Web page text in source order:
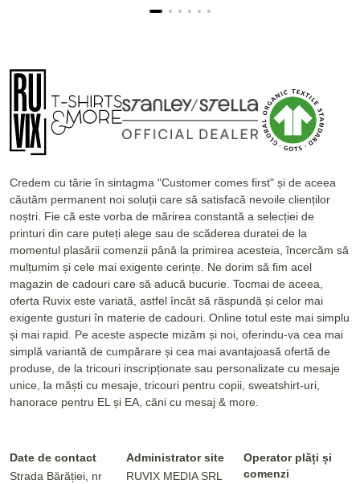
Credem cu tărie în sintagma "Customer comes first" și de aceea
căutăm permanent noi soluții care să satisfacă nevoile clienților
noștri. Fie că este vorba de mărirea constantă a selecției de
printuri din care puteți alege sau de scăderea duratei de la
momentul plasării comenzii până la primirea acesteia, încercăm să
mulțumim și cele mai exigente cerințe. Ne dorim să fim acel
magazin de cadouri care să aducă bucurie. Tocmai de aceea,
oferta Ruvix este variată, astfel încât să răspundă și celor mai
exigente gusturi în materie de cadouri. Online totul este mai simplu
și mai rapid. Pe aceste aspecte mizăm și noi, oferindu-va cea mai
simplă variantă de cumpărare și cea mai avantajoasă ofertă de
produse, de la tricouri inscripționate sau personalizate cu mesaje
unice, la măști cu mesaje, tricouri pentru copii, sweatshirt-uri,
hanorace pentru EL și EA, căni cu mesaj & more.
Date de contact
Strada Bărăției, nr
Administrator site
RUVIX MEDIA SRL
Operator plăți și
comenzi